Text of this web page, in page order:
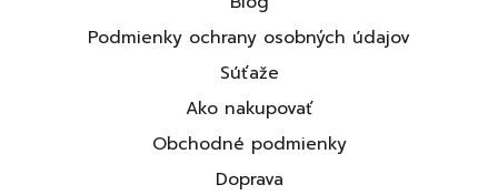
Podmienky ochrany osobných údajov
Súťaže
Ako nakupovať
Obchodné podmienky
Doprava